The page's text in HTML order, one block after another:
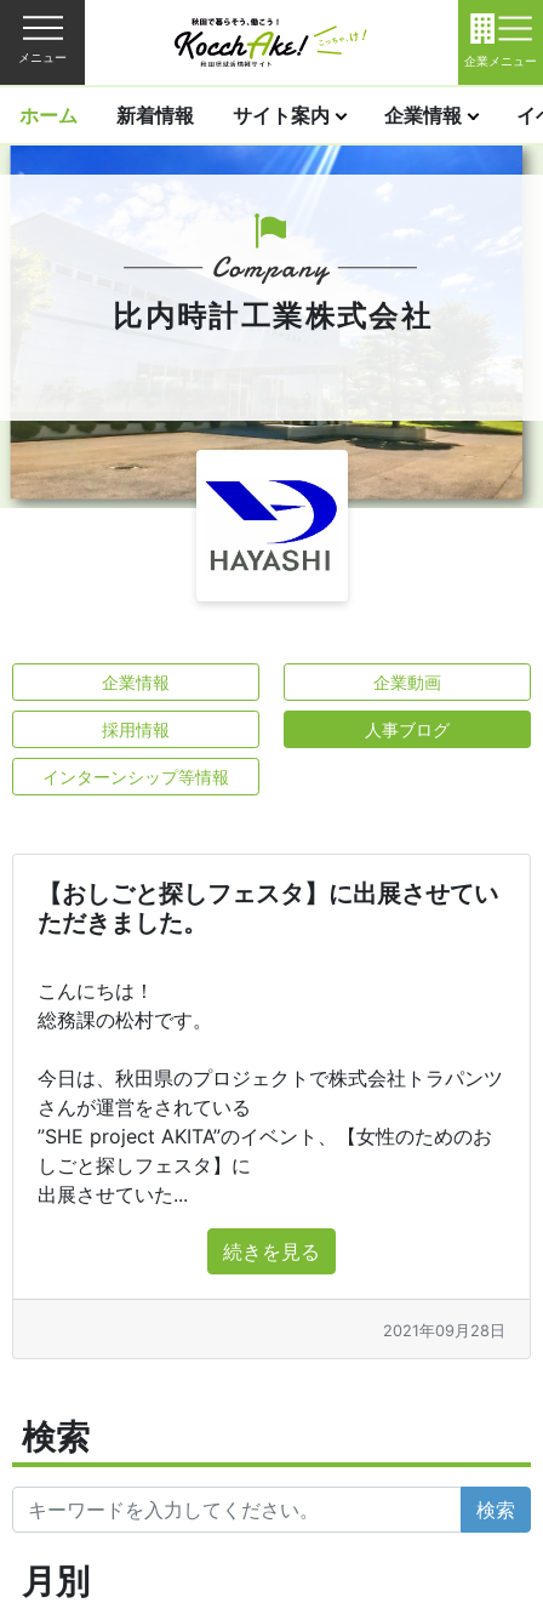
メニュー 企業メニュー
ホーム 新着情報 サイト案内 企業情報 イ
比内時計工業株式会社
企業情報 企業動画
採用情報 人事ブログ
インターンシップ等情報
【おしごと探しフェスタ】に出展させてい
ただきました。
こんにちは！
総務課の松村です。
今日は、秋田県のプロジェクトで株式会社トラパンツ
さんが運営をされている
”SHE project AKITA”のイベント、【女性のためのお
しごと探しフェスタ】に
出展させていた...
続きを見る
2021年09月28日
検索
検索
月別